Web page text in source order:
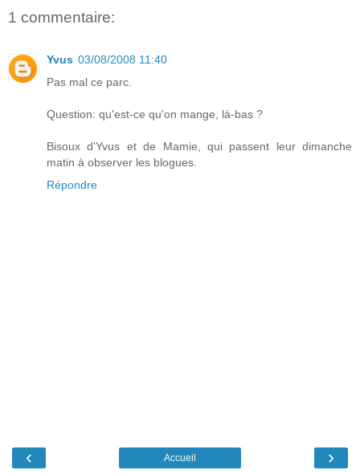
1 commentaire:
Yvus 03/08/2008 11:40
Pas mal ce parc.
Question: qu'est-ce qu'on mange, là-bas ?
Bisoux d'Yvus et de Mamie, qui passent leur dimanche
matin à observer les blogues.
Répondre
‹ ›
Accueil